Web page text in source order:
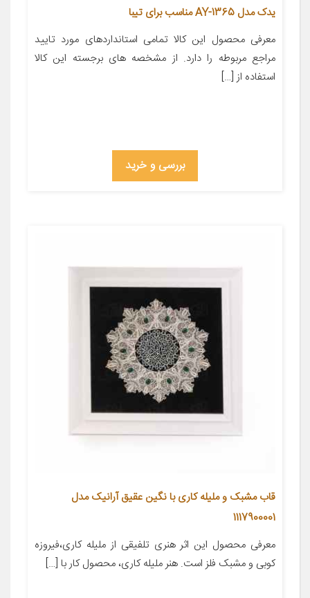
یدک مدل AY-1365 مناسب برای تیبا
معرفی محصول این کالا تمامی استانداردهای مورد تایید
مراجع مربوطه را دارد. از مشخصه های برجسته این کالا
استفاده از […]
بررسی و خرید
قاب مشبک و ملیله کاری با نگین عقیق آرانیک مدل
1117900001
معرفی محصول این اثر هنری تلفیقی از ملیله کاری،فیروزه
کوبی و مشبک فلز است. هنر ملیله کاری، محصول کار با […]